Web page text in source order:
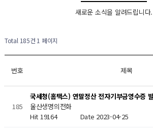
새로운 소식을 알려드립니다.
Total 185건 1 페이지
번호 제목
185
국세청(홈택스) 연말정산 전자기부금영수증
울산생명의전화
Hit 19164 Date 2023-04-25